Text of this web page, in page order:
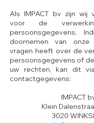
Als IMPACT bv zijn wij
voor de
persoonsgegevens.
doornemen van onze
vragen heeft over de
persoonsgegevens of
uw rechten, kan dit
contactgegevens:
IMPACT
Klein
3020